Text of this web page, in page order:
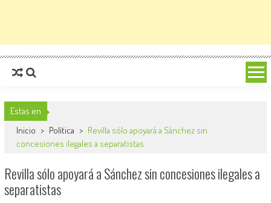
Estas en
Inicio > Política > Revilla sólo apoyará a Sánchez sin
concesiones ilegales a separatistas
Revilla sólo apoyará a Sánchez sin concesiones ilegales a
separatistas